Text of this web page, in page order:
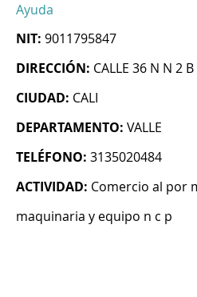
Ayuda
NIT: 9011795847
DIRECCIÓN: CALLE 36 N N 2
CIUDAD: CALI
DEPARTAMENTO: VALLE
TELÉFONO: 3135020484
ACTIVIDAD: Comercio al por
maquinaria y equipo n c p